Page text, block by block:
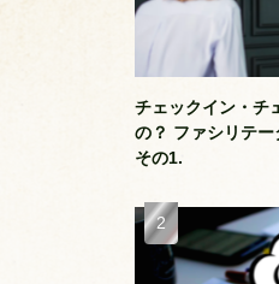
チェックイン・チ
の？ ファシリテ
その1.